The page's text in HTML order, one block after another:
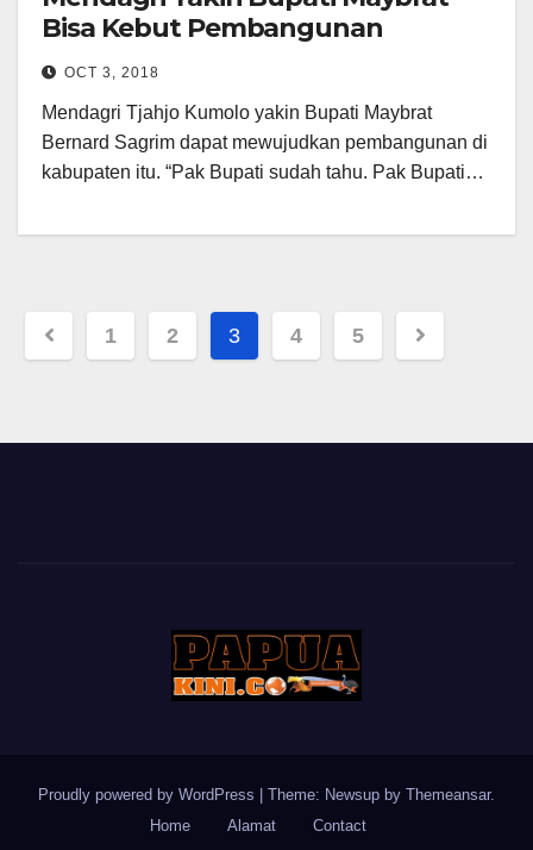
Bisa Kebut Pembangunan
OCT 3, 2018
Mendagri Tjahjo Kumolo yakin Bupati Maybrat
Bernard Sagrim dapat mewujudkan pembangunan di
kabupaten itu. “Pak Bupati sudah tahu. Pak Bupati…
Posts
1 2 3 4 5
Proudly powered by WordPress Theme: Newsup by Themeansar.
Home
Alamat Contact